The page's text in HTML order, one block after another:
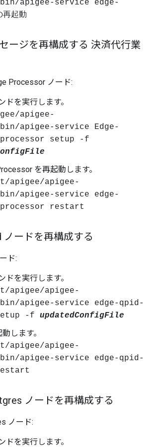
apigee-service edge-
起動
ージを再構成する 決済代行業
Processor ノード:
ドを実行します。
apigee-
apigee-service Edge-
processor setup -f
を再起動します。
apigee/apigee-
apigee-service edge-
processor restart
ノードを再構成する
ド:
ドを実行します。
apigee/apigee-
apigee-service edge-qpid-
-f updatedConfigFile
します。
apigee/apigee-
apigee-service edge-qpid-
ノードを再構成する
ノード:
ドを実行します。